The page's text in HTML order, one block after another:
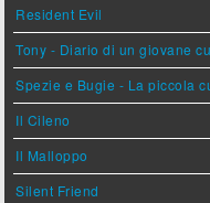
Resident Evil
Tony - Diario di un giovane
Spezie e Bugie - La piccola
Il Cileno
Il Malloppo
Silent Friend